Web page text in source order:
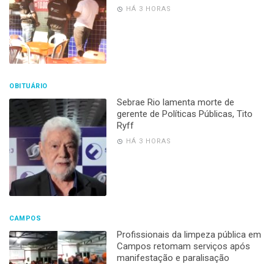
HÁ 3 HORAS
OBITUÁRIO
Sebrae Rio lamenta morte de
gerente de Políticas Públicas, Tito
Ryff
HÁ 3 HORAS
CAMPOS
Profissionais da limpeza pública em
Campos retomam serviços após
manifestação e paralisação